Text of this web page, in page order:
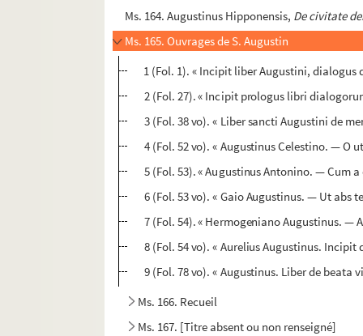
Ms. 164. Augustinus Hipponensis, De civitate
Ms. 165. Ouvrages de S. Augustin
1 (Fol. 1). « Incipit liber Augustini,
2 (Fol. 27). « Incipit prologus libri
3 (Fol. 38 vo). « Liber sancti Augustini de
4 (Fol. 52 vo). « Augustinus Celestino. — O
5 (Fol. 53). « Augustinus Antonino. — Cum
6 (Fol. 53 vo). « Gaio Augustinus. — Ut abs
7 (Fol. 54). « Hermogeniano Augustinus. —
8 (Fol. 54 vo). « Aurelius Augustinus.
9 (Fol. 78 vo). « Augustinus. Liber de
Ms. 166. Recueil
Ms. 167. [Titre absent ou non renseigné]